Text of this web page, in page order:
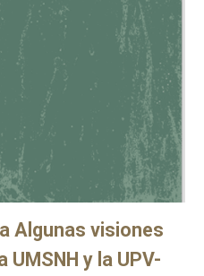
Algunas visiones
y la UPV-